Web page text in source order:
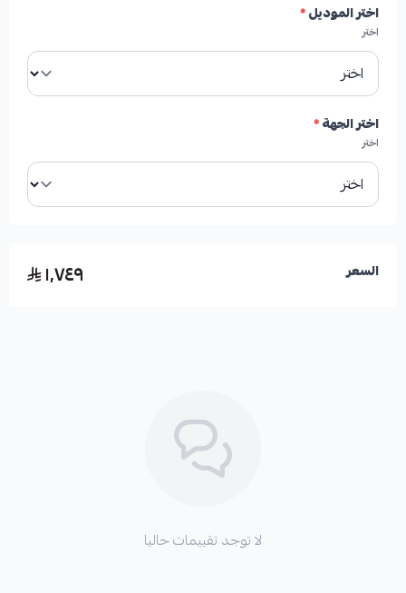
✔إصدار خاص
✔تبريد فعال
✔تحسين أداء الفراملوزيادة قوتها بنسبة تتراوح بين
✔
بشكل نهائي عند
الأعطال التي تعالجها هذه القطعة:
اختر الموديل*
اختر
اختر الجهة*
اختر
السعر ١٬٧٤٩
لا توجد تقييمات حاليا